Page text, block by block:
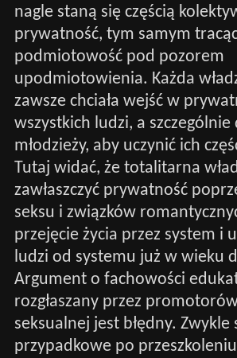
nagle staną się częścią
prywatność, tym samym
podmiotowość pod pozorem
upodmiotowienia. Każda
zawsze chciała wejść w
wszystkich ludzi, a
młodzieży, aby uczynić ich
Tutaj widać, że totalitarna
zawłaszczyć prywatność
seksu i związków
przejęcie życia przez system i
ludzi od systemu już w wieku
Argument o fachowości
rozgłaszany przez
seksualnej jest błędny. Zwykle
przypadkowe po